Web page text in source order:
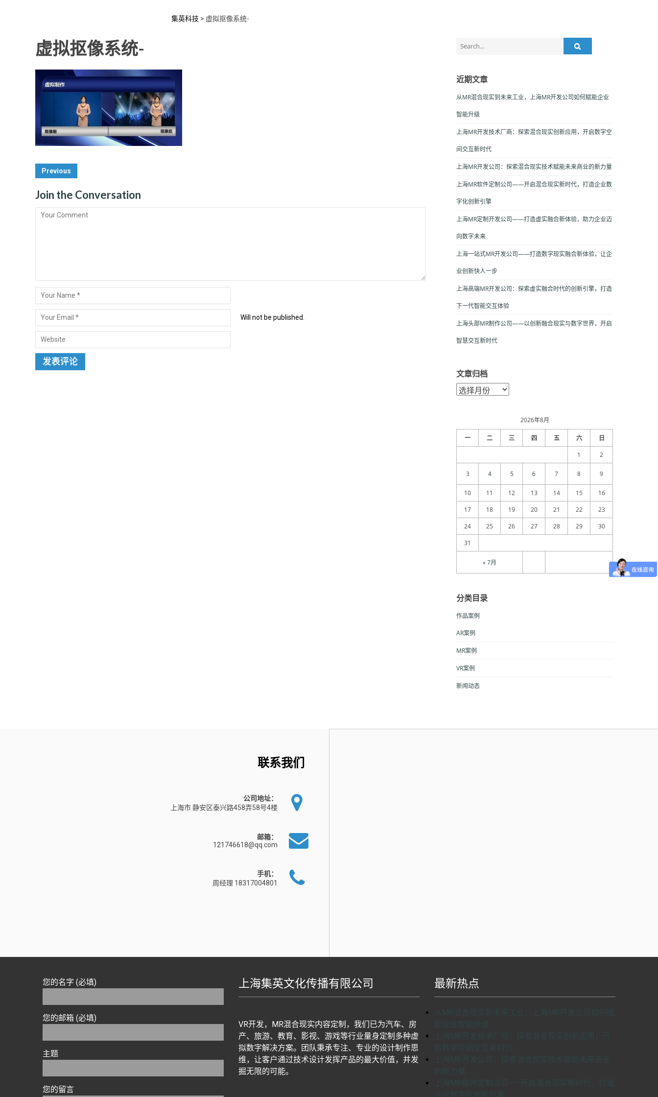
集英科技 > 虚拟抠像系统-
虚拟抠像系统-
Post
Navigation
Previous
Join the Conversation
Will not be published.
for:
近期文章
从MR混合现实到未来工业，上海MR开发公司如何赋能企业
智能升级
上海MR开发技术厂商：探索混合现实创新应用，开启数字空
间交互新时代
上海MR开发公司：探索混合现实技术赋能未来商业的新力量
上海MR软件定制公司——开启混合现实新时代，打造企业数
字化创新引擎
上海MR定制开发公司——打造虚实融合新体验，助力企业迈
向数字未来
上海一站式MR开发公司——打造数字现实融合新体验，让企
业创新快人一步
上海高端MR开发公司：探索虚实融合时代的创新引擎，打造
下一代智能交互体验
上海头部MR制作公司——以创新融合现实与数字世界，开启
智慧交互新时代
文章归档
文
章
2026年8月
一 二 三 四 五 六 日
« 7月
1 2
3 4 5 6 7 8 9
10 11 12 13 14 15
16
17
18 19 20 21 22
23
24
25 26 27 28 29
30
31
分类目录
作品案例
AR案例
MR案例
VR案例
新闻动态
联系我们
公司地址：
上海市 静安区泰兴路458弄58号4楼
邮箱：
121746618@qq.com
手机：
周经理 18317004801
您的名字 (必填)
您的邮箱 (必填)
主题
您的留言
上海集英文化传播有限公司
VR开发，MR混合现实内容定制，我们已为汽车、房
产、旅游、教育、影视、游戏等行业量身定制多种虚
拟数字解决方案。团队秉承专注、专业的设计制作思
维，让客户通过技术设计发挥产品的最大价值，并发
掘无限的可能。
最新热点